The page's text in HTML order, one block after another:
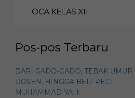
OCA KELAS XII
Pos-pos Terbaru
DARI GADO-GADO, TEBAK UMUR
DOSEN, HINGGA BELI PECI
MUHAMMADIYAH: